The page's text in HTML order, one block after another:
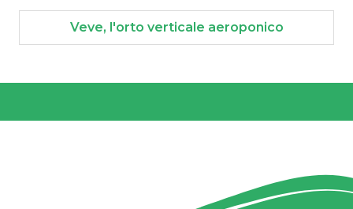
Veve, l'orto verticale aeroponico